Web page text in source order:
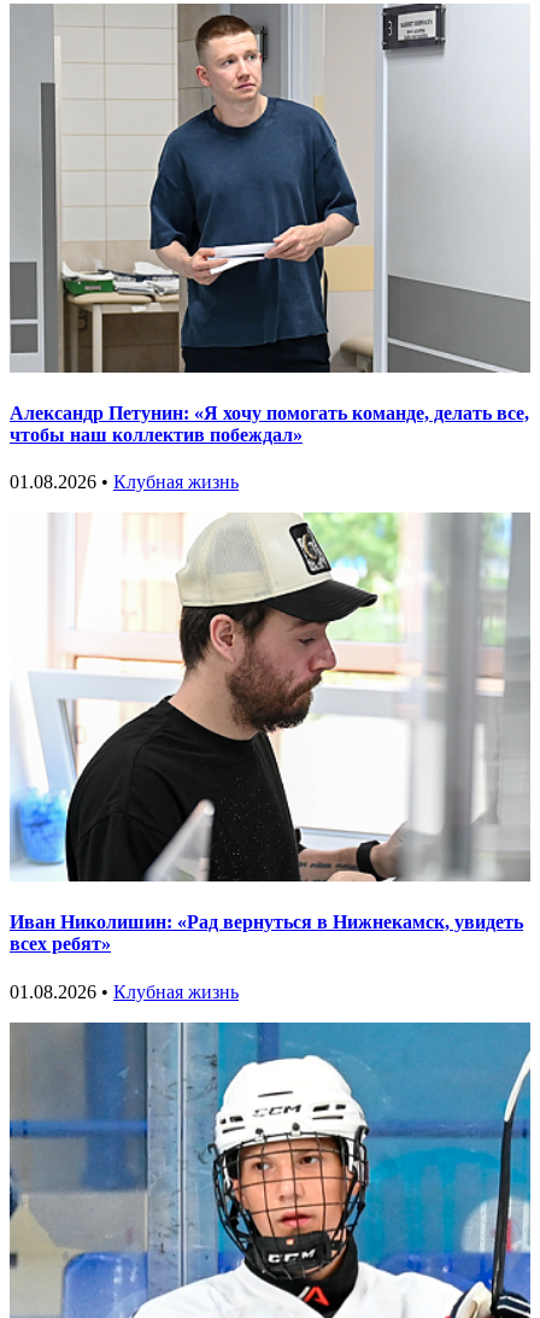
Александр Петунин: «Я хочу помогать команде, делать все,
чтобы наш коллектив побеждал»
01.08.2026 • Клубная жизнь
Иван Николишин: «Рад вернуться в Нижнекамск, увидеть
всех ребят»
01.08.2026 • Клубная жизнь